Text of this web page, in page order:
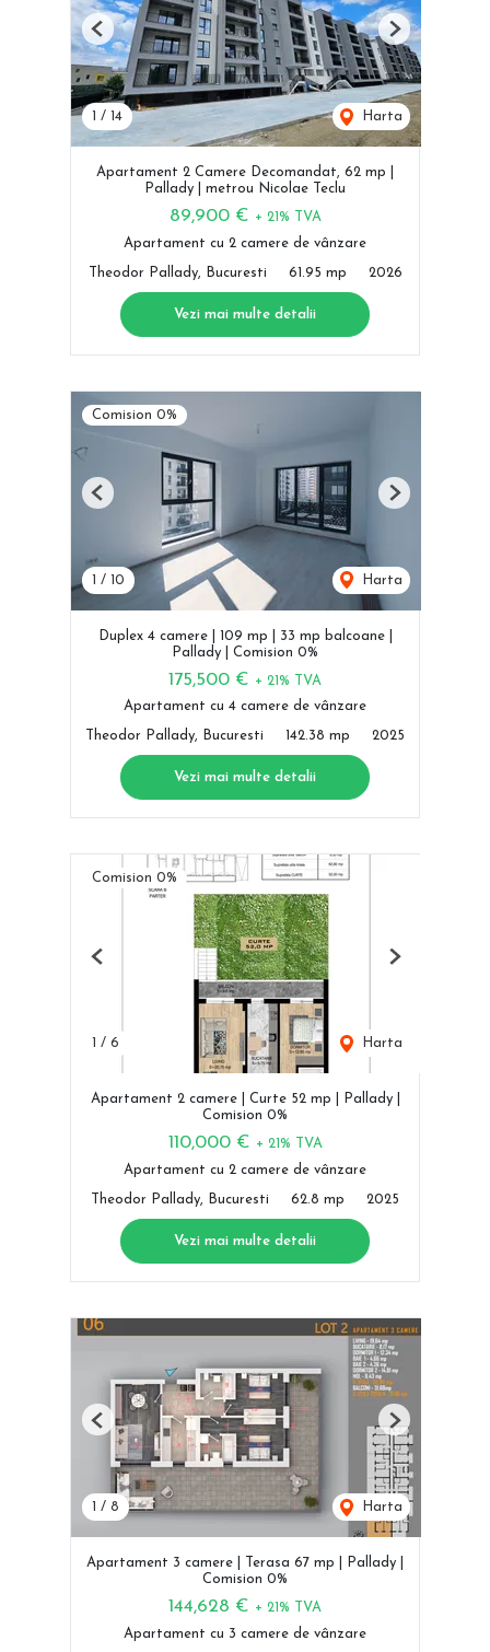
1 / 14 Harta
Previous Next
Apartament 2 Camere Decomandat, 62 mp |
Pallady | metrou Nicolae Teclu
89,900 € + 21% TVA
Apartament cu 2 camere de vânzare
Theodor Pallady, Bucuresti 61.95 mp 2026
Vezi mai multe detalii
Comision 0%
1 / 10 Harta
Previous Next
Duplex 4 camere | 109 mp | 33 mp balcoane |
Pallady | Comision 0%
175,500 € + 21% TVA
Apartament cu 4 camere de vânzare
Theodor Pallady, Bucuresti 142.38 mp 2025
Vezi mai multe detalii
Comision 0%
/ 6 Harta
Previous Next
Apartament 2 camere | Curte 52 mp | Pallady |
Comision 0%
110,000 € + 21% TVA
Apartament cu 2 camere de vânzare
Theodor Pallady, Bucuresti 62.8 mp 2025
Vezi mai multe detalii
/ 8 Harta
Previous Next
Apartament 3 camere | Terasa 67 mp | Pallady |
Comision 0%
144,628 € + 21% TVA
Apartament cu 3 camere de vânzare